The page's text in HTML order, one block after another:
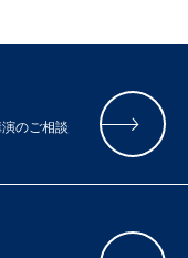
のご相談